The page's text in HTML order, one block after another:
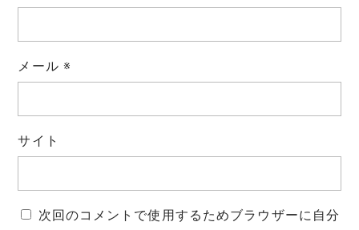
メール ※
サイト
次回のコメントで使用するためブラウザーに自分